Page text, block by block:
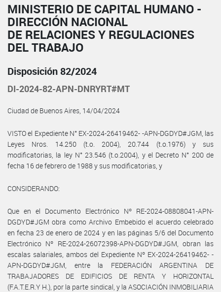
MINISTERIO DE CAPITAL HUMANO -
DIRECCIÓN NACIONAL
DE RELACIONES Y REGULACIONES
DEL TRABAJO
Disposición 82/2024
DI-2024-82-APN-DNRYRT#MT
Ciudad de Buenos Aires, 14/04/2024
VISTO el Expediente N° EX-2024-26419462- -APN-DGDYD#JGM, las
Leyes Nros. 14.250 (t.o. 2004), 20.744 (t.o.1976) y sus
modificatorias, la ley N° 23.546 (t.o.2004), y el Decreto N° 200 de
fecha 16 de febrero de 1988 y sus modificatorias, y
CONSIDERANDO:
Que en el Documento Electrónico Nº RE-2024-08808041-APN-
DGDYD#JGM obra como Archivo Embebido el acuerdo celebrado
en fecha 23 de enero de 2024 y en las páginas 5/6 del Documento
Electrónico Nº RE-2024-26072398-APN-DGDYD#JGM, obran las
escalas salariales, ambos del Expediente Nº EX-2024-26419462- -
APN-DGDYD#JGM, entre la FEDERACIÓN ARGENTINA DE
TRABAJADORES DE EDIFICIOS DE RENTA Y HORIZONTAL
(F.A.T.E.R.Y H.), por la parte sindical, y la ASOCIACIÓN INMOBILIARIA